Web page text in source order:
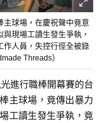
球場，在慶祝聲中竟意
現場工讀生發生爭執，
作人員，失控行徑全被錄
Threads）
進行職棒開幕賽的台
主球場，竟傳出暴力
工讀生發生爭執，竟